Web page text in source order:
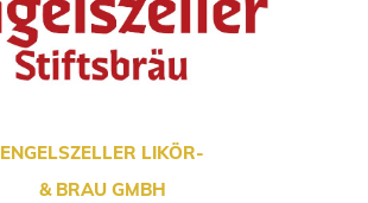
ENGELSZELLER LIKÖR-
& BRAU GMBH